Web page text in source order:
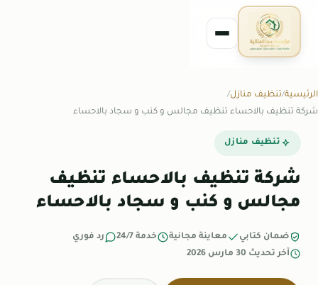
الرئيسية تنظيف منازل
شركة تنظيف بالاحساء تنظيف مجالس و كنب و سجاد بالاحساء
تنظيف منازل
شركة تنظيف بالاحساء تنظيف
مجالس و كنب و سجاد بالاحساء
ضمان كتابي معاينة مجانية خدمة 24/7
رد فوري
آخر تحديث 30 مارس 2026